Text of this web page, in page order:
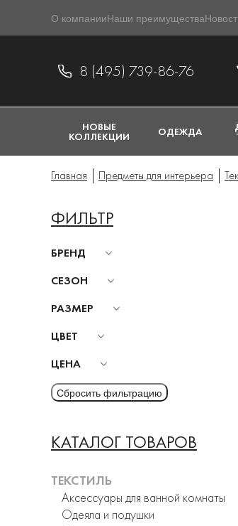
О компанииНаши преимущества
8 (495) 739-86-76
НОВЫЕ
КОЛЛЕКЦИИ ОДЕЖДА
Главная Предметы для интерьера
ФИЛЬТР
БРЕНД
СЕЗОН
РАЗМЕР
ЦВЕТ
ЦЕНА
КАТАЛОГ ТОВАРОВ
ТЕКСТИЛЬ
Аксессуары для ванной комнаты
Одеяла и подушки